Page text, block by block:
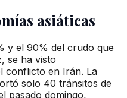
asiáticas
y el 90% del crudo que
se ha visto
conflicto en Irán. La
solo 40 tránsitos de
pasado domingo,